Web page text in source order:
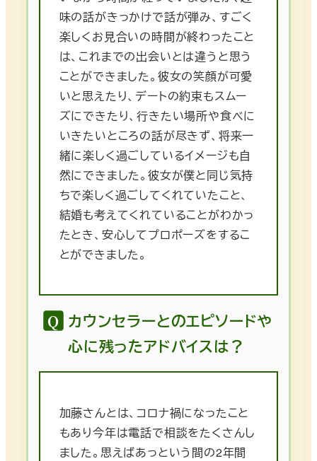
味の話がきっかけで話が弾み、すごく
楽しくお見合いの時間が終わったこと
は、これまでの出会いとは違うと思う
ことができました。彼女の笑顔が可愛
いと思えたり、デートの約束もスムー
ズにできたり、行きたい場所や食べに
いきたいところの話が尽きず、将来一
緒に楽しく過ごしているイメージも自
然にできました。彼女が僕と同じ気持
ちで楽しく過ごしてくれていたこと、
結婚も考えてくれていることがわかっ
たとき、安心してプロポーズをするこ
とができました。
カウンセラーとのエピソードや
心に残ったアドバイスは？
加藤さんとは、コロナ禍になったこと
もあり今年は電話で相談をたくさんし
ました。思えばあっという間の2年間